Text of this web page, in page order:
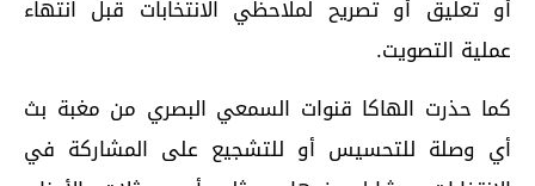
أو تعليق أو تصريح لملاحظي الانتخابات قبل انتهاء
عملية التصويت.
كما حذرت الهاكا قنوات السمعي البصري من مغبة بث
أي وصلة للتحسيس أو للتشجيع على المشاركة في